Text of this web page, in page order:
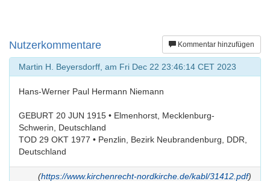
Kommentar hinzufügen
Nutzerkommentare
Martin H. Beyersdorff, am Fri Dec 22 23:46:14 CET 2023
Hans-Werner Paul Hermann Niemann
GEBURT 20 JUN 1915 • Elmenhorst, Mecklenburg-
Schwerin, Deutschland
TOD 29 OKT 1977 • Penzlin, Bezirk Neubrandenburg, DDR,
Deutschland
(https://www.kirchenrecht-nordkirche.de/kabl/31412.pdf)